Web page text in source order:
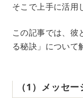
そこで上手に活用
この記事では、彼
る秘訣」について
（1）メッセ